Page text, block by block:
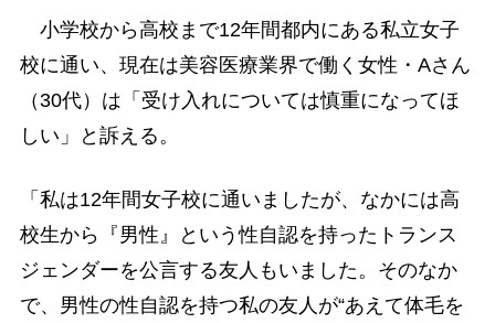
小学校から高校まで12年間都内にある私立女子
校に通い、現在は美容医療業界で働く女性・Aさん
（30代）は「受け入れについては慎重になってほ
しい」と訴える。
「私は12年間女子校に通いましたが、なかには高
校生から『男性』という性自認を持ったトランス
ジェンダーを公言する友人もいました。そのなか
で、男性の性自認を持つ私の友人が“あえて体毛を